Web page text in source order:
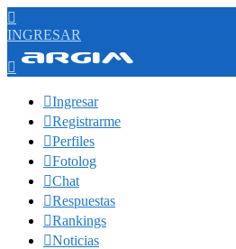

INGRESAR

Ingresar
Registrarme
Perfiles
Fotolog
Chat
Respuestas
Rankings
Noticias